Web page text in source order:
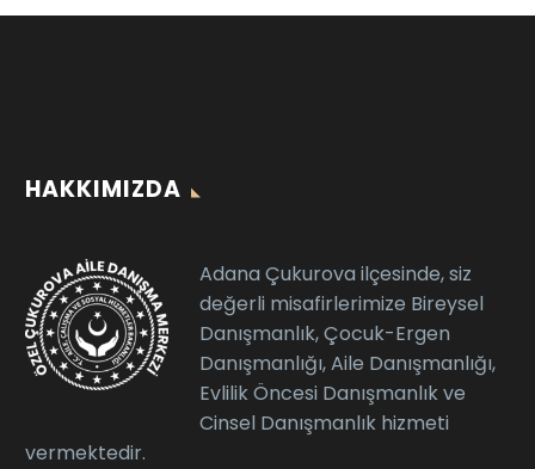
HAKKIMIZDA
Adana Çukurova ilçesinde, siz
değerli misafirlerimize Bireysel
Danışmanlık, Çocuk-Ergen
Danışmanlığı, Aile Danışmanlığı,
Evlilik Öncesi Danışmanlık ve
Cinsel Danışmanlık hizmeti
vermektedir.